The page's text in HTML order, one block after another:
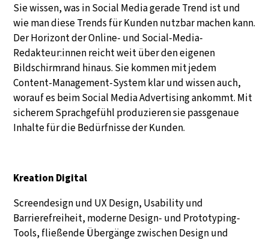
Sie wissen, was in Social Media gerade Trend ist und
wie man diese Trends für Kunden nutzbar machen kann.
Der Horizont der Online- und Social-Media-
Redakteur:innen reicht weit über den eigenen
Bildschirmrand hinaus. Sie kommen mit jedem
Content-Management-System klar und wissen auch,
worauf es beim Social Media Advertising ankommt. Mit
sicherem Sprachgefühl produzieren sie passgenaue
Inhalte für die Bedürfnisse der Kunden.
Kreation Digital
Screendesign und UX Design, Usability und
Barrierefreiheit, moderne Design- und Prototyping-
Tools, fließende Übergänge zwischen Design und